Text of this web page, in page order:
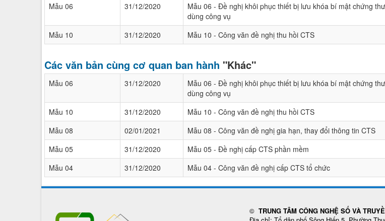
Mẫu 06
31/12/2020
Mẫu 06 - Đề nghị khôi phục thiết bị lưu khóa bí mật chứng
dùng công vụ
Mẫu 10
31/12/2020 Mẫu 10 - Công văn đề nghị thu hồi CTS
Các văn bản cùng cơ quan ban hành "Khác"
Mẫu 06 31/12/2020
Mẫu 06 - Đề nghị khôi phục thiết bị lưu khóa bí mật chứng
dùng công vụ
Mẫu 10
31/12/2020
Mẫu 10 - Công văn đề nghị thu hồi CTS
Mẫu 08
02/01/2021
Mẫu 08 - Công văn đề nghị gia hạn, thay đổi thông tin CTS
Mẫu 05
31/12/2020
Mẫu 05 - Đề nghị cấp CTS phần mềm
Mẫu 04
31/12/2020 Mẫu 04 - Công văn đề nghị cấp CTS tổ chức
© TRUNG TÂM CÔNG NGHỆ SỐ VÀ